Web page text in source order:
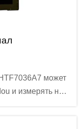
может
и измерять на